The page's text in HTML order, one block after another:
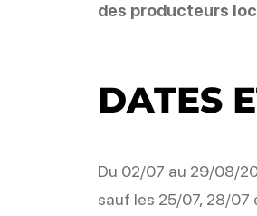
des producteurs
DATES
Du 02/07 au 29/08/
sauf les 25/07, 28/07